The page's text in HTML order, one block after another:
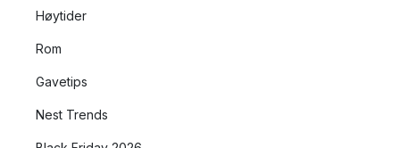
Høytider
Rom
Gavetips
Nest Trends